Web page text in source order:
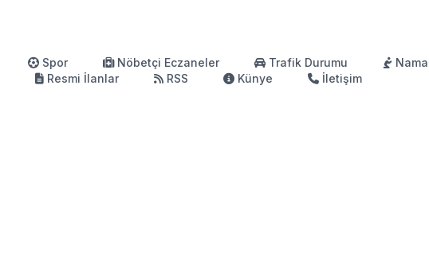
Spor Nöbetçi Eczaneler Trafik Durumu
Resmi İlanlar RSS Künye
İletişim